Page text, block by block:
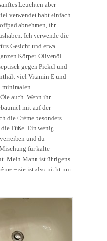
Leuchten aber
verwendet habt einfach
abnehmen, ihr
Ich verwende die
Gesicht und etwa
Körper. Olivenöl
gegen Pickel und
viel Vitamin E und
minimalen
auch. Wenn ihr
mit auf der
die Crème besonders
Füße. Ein wenig
und du
für kalte
Mein Mann ist übrigens
– sie ist also nicht nur